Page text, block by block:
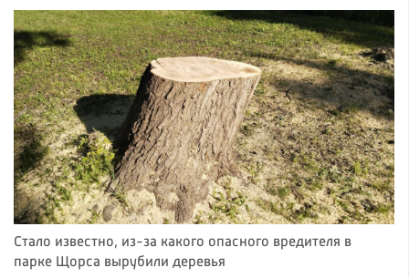
Стало известно, из-за какого опасного вредителя в
парке Щорса вырубили деревья